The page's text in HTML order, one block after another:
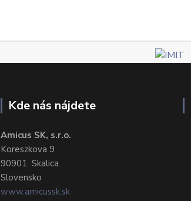
Kde nás nájdete
Amicus SK, s.r.o.
Koreszkova 9
90901 Skalica
Slovensko
www.amicussk.sk